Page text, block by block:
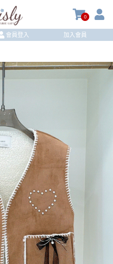
0
會員登入 加入會員